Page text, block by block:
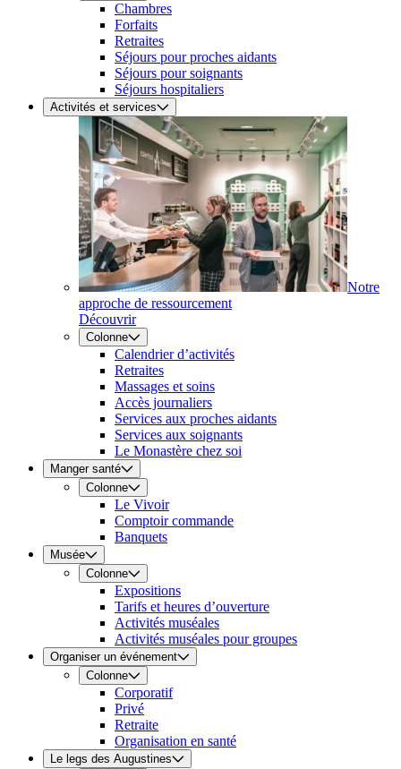
Chambres
Forfaits
Retraites
Séjours pour proches aidants
Séjours pour soignants
Séjours hospitaliers
Activités et services
Notre
approche de ressourcement
Découvrir
Colonne
Calendrier d’activités
Retraites
Massages et soins
Accès journaliers
Services aux proches aidants
Services aux soignants
Le Monastère chez soi
Manger santé
Colonne
Le Vivoir
Comptoir commande
Banquets
Musée
Colonne
Expositions
Tarifs et heures d’ouverture
Activités muséales
Activités muséales pour groupes
Organiser un événement
Colonne
Corporatif
Privé
Retraite
Organisation en santé
Le legs des Augustines